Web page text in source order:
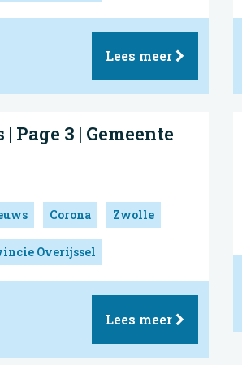
Lees meer
3 | Gemeente
Corona Zwolle
Overijssel
Lees meer